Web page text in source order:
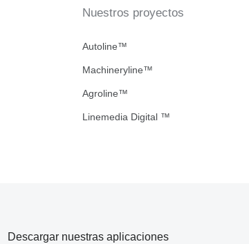
Nuestros proyectos
Autoline™
Machineryline™
Agroline™
Linemedia Digital ™
Descargar nuestras aplicaciones